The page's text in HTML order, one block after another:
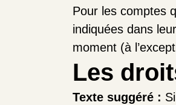
Pour les comptes
indiquées dans
moment (à
Les
Texte suggéré :